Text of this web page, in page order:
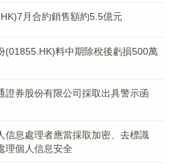
月合約銷售額約5.5億元
(01855.HK)料中期除稅後虧損500萬
證券股份有限公司採取出具警示函
信息處理者應當採取加密、去標識
理個人信息安全